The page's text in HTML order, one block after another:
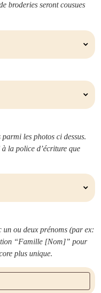
broderies seront cousues
parmi les photos ci dessus.
la police d’écriture que
un ou deux prénoms (par ex:
“Famille [Nom]” pour
plus unique.